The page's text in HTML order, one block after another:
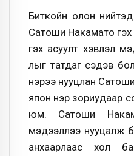
Биткойн олон
Сатоши Накамато гэх
гэх асуулт хэвлэл
лыг татдаг сэдэв
нэрээ нууцлан
япон нэр зориудаар
юм. Сатоши
мэдээллээ нууцалж
анхаарлаас хол